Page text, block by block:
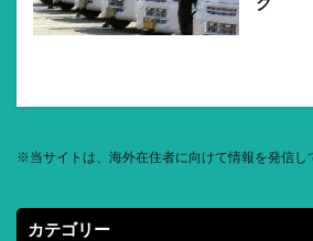
ク
※当サイトは、海外在住者に向けて情報を発信し
カテゴリー